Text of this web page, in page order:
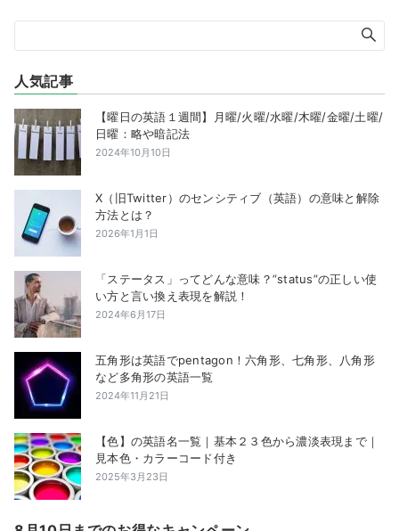
人気記事
【曜日の英語１週間】月曜/火曜/水曜/木曜/金曜/土曜/
日曜：略や暗記法
2024年10月10日
X（旧Twitter）のセンシティブ（英語）の意味と解除
方法とは？
2026年1月1日
「ステータス」ってどんな意味？”status”の正しい使
い方と言い換え表現を解説！
2024年6月17日
五角形は英語でpentagon！六角形、七角形、八角形
など多角形の英語一覧
2024年11月21日
【色】の英語名一覧｜基本２３色から濃淡表現まで｜
見本色・カラーコード付き
2025年3月23日